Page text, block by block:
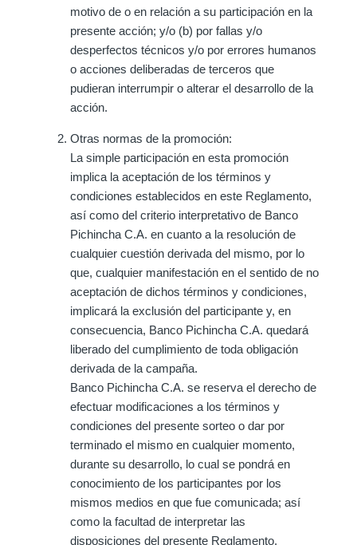
motivo de o en relación a su participación en la
presente acción; y/o (b) por fallas y/o
desperfectos técnicos y/o por errores humanos
o acciones deliberadas de terceros que
pudieran interrumpir o alterar el desarrollo de la
acción.
Otras normas de la promoción:
La simple participación en esta promoción
implica la aceptación de los términos y
condiciones establecidos en este Reglamento,
así como del criterio interpretativo de Banco
Pichincha C.A. en cuanto a la resolución de
cualquier cuestión derivada del mismo, por lo
que, cualquier manifestación en el sentido de no
aceptación de dichos términos y condiciones,
implicará la exclusión del participante y, en
consecuencia, Banco Pichincha C.A. quedará
liberado del cumplimiento de toda obligación
derivada de la campaña.
Banco Pichincha C.A. se reserva el derecho de
efectuar modificaciones a los términos y
condiciones del presente sorteo o dar por
terminado el mismo en cualquier momento,
durante su desarrollo, lo cual se pondrá en
conocimiento de los participantes por los
mismos medios en que fue comunicada; así
como la facultad de interpretar las
disposiciones del presente Reglamento.